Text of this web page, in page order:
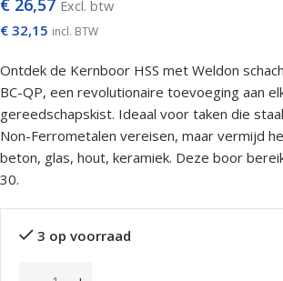
€ 26,57 Excl. btw
€ 32,15 incl. BTW
Ontdek de Kernboor HSS met Weldon
BC-QP, een revolutionaire toevoeging aan
gereedschapskist. Ideaal voor taken die
Non-Ferrometalen vereisen, maar vermijd
beton, glas, hout, keramiek. Deze boor
30.
3 op voorraad